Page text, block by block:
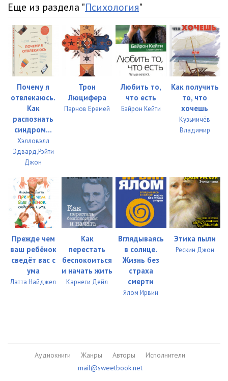
Еще из раздела "Психология"
Почему я
отвлекаюсь.
Как
распознать
синдром...
Хэлловэлл
Эдвард,Рэйти
Джон
Трон
Люцифера
Парнов Еремей
Любить то,
что есть
Байрон Кейти
Как получить
то, что
хочешь
Кузьмичёв
Владимир
Прежде чем
ваш ребёнок
сведёт вас с
ума
Латта Найджел
Как
перестать
беспокоиться
и начать жить
Карнеги Дейл
Вглядываясь
в солнце.
Жизнь без
страха
смерти
Ялом Ирвин
Этика пыли
Рескин Джон
Аудиокниги Жанры Авторы
Исполнители
mail@sweetbook.net